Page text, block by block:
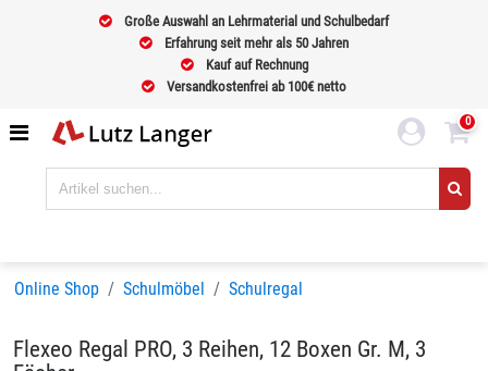
Große Auswahl an Lehrmaterial und Schulbedarf
Erfahrung seit mehr als 50 Jahren
Kauf auf Rechnung
Versandkostenfrei ab 100€ netto
0
Online Shop Schulmöbel Schulregal
Flexeo Regal PRO, 3 Reihen, 12 Boxen Gr. M, 3